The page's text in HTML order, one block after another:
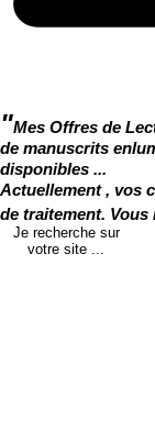
"Mes Offres de
de manuscrits
disponibles ...
Actuellement , vos
de traitement.
Je recherche sur
votre site ...